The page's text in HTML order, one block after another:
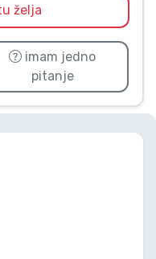
želja
imam jedno
pitanje